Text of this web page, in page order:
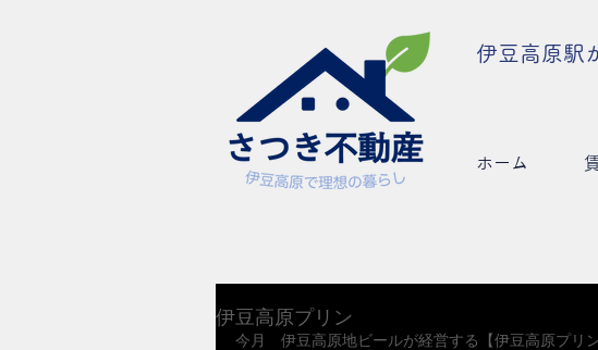
伊豆高原駅
ホーム
伊豆高原プリン
今月　伊豆高原地ビールが経営する【伊豆高原プリ